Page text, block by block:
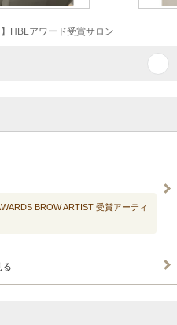
HBLアワード受賞サロン
BROW ARTIST 受賞アーティ
る